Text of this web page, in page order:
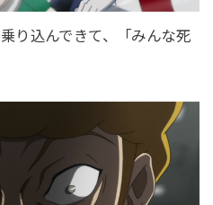
り込んできて、「みんな死